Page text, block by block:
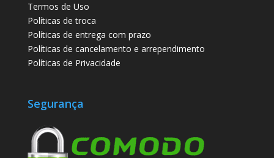
Termos de Uso
Políticas de troca
Políticas de entrega com prazo
Políticas de cancelamento e arrependimento
Políticas de Privacidade
Segurança